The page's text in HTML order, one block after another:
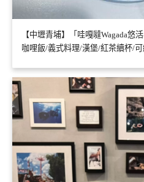
【中壢青埔】「哇嘎噠Wagada悠
咖哩飯/義式料理/漢堡/紅茶續杯/